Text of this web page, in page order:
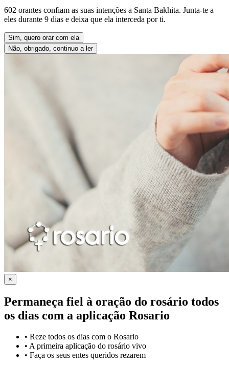
602 orantes confiam as suas intenções a Santa Bakhita. Junta-te a
eles durante 9 dias e deixa que ela interceda por ti.
Sim, quero orar com ela
Não, obrigado, continuo a ler
×
Permaneça fiel à oração do rosário todos
os dias com a aplicação Rosario
• Reze todos os dias com o Rosario
• A primeira aplicação do rosário vivo
• Faça os seus entes queridos rezarem